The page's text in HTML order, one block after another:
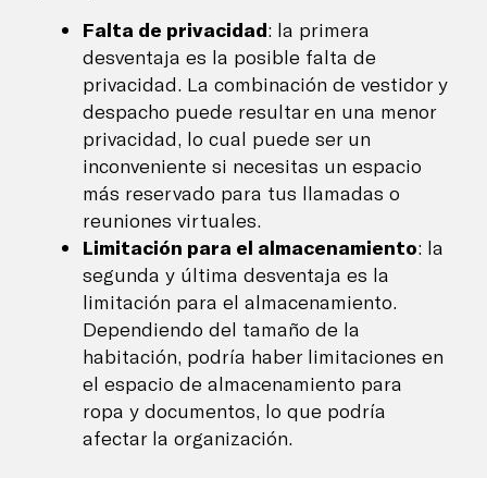
Falta de privacidad: la primera
desventaja es la posible falta de
privacidad. La combinación de vestidor y
despacho puede resultar en una menor
privacidad, lo cual puede ser un
inconveniente si necesitas un espacio
más reservado para tus llamadas o
reuniones virtuales.
Limitación para el almacenamiento: la
segunda y última desventaja es la
limitación para el almacenamiento.
Dependiendo del tamaño de la
habitación, podría haber limitaciones en
el espacio de almacenamiento para
ropa y documentos, lo que podría
afectar la organización.